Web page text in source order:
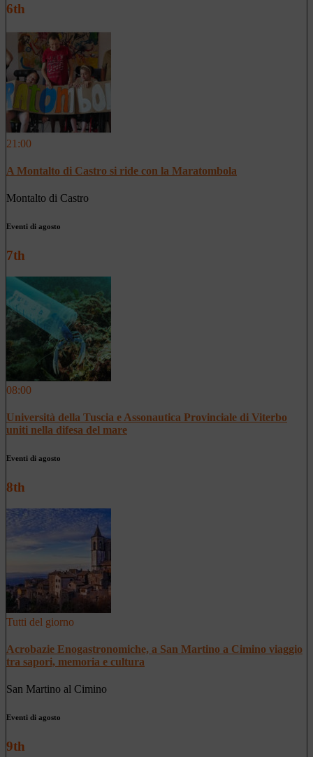
6th
21:00
A Montalto di Castro si ride con la Maratombola
Montalto di Castro
Eventi di agosto
7th
08:00
Università della Tuscia e Assonautica Provinciale di Viterbo
uniti nella difesa del mare
Eventi di agosto
8th
Tutti del giorno
Acrobazie Enogastronomiche, a San Martino a Cimino viaggio
tra sapori, memoria e cultura
San Martino al Cimino
Eventi di agosto
9th